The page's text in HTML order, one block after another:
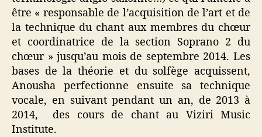
être « responsable de l’acquisition de l’art et de
la technique du chant aux membres du chœur
et coordinatrice de la section Soprano 2 du
chœur » jusqu’au mois de septembre 2014. Les
bases de la théorie et du solfège acquissent,
Anousha perfectionne ensuite sa technique
vocale, en suivant pendant un an, de 2013 à
2014, des cours de chant au Viziri Music
Institute.